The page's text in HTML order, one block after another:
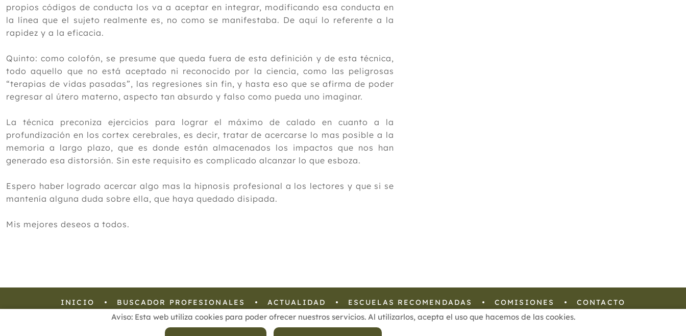
propios códigos de conducta los va a aceptar en integrar, modificando esa conducta en
la línea que el sujeto realmente es, no como se manifestaba. De aquí lo referente a la
rapidez y a la eficacia.
Quinto: como colofón, se presume que queda fuera de esta definición y de esta técnica,
todo aquello que no está aceptado ni reconocido por la ciencia, como las peligrosas
“terapias de vidas pasadas”, las regresiones sin fin, y hasta eso que se afirma de poder
regresar al útero materno, aspecto tan absurdo y falso como pueda uno imaginar.
La técnica preconiza ejercicios para lograr el máximo de calado en cuanto a la
profundización en los cortex cerebrales, es decir, tratar de acercarse lo mas posible a la
memoria a largo plazo, que es donde están almacenados los impactos que nos han
generado esa distorsión. Sin este requisito es complicado alcanzar lo que esboza.
Espero haber logrado acercar algo mas la hipnosis profesional a los lectores y que si se
mantenía alguna duda sobre ella, que haya quedado disipada.
Mis mejores deseos a todos.
Aviso: Esta web utiliza cookies para poder ofrecer nuestros servicios. Al utilizarlos, acepta el uso que hacemos de las cookies.
INICIO BUSCADOR PROFESIONALES ACTUALIDAD ESCUELAS RECOMENDADAS COMISIONES CONTACTO
Aviso Legal Política de Privacidad de Datos